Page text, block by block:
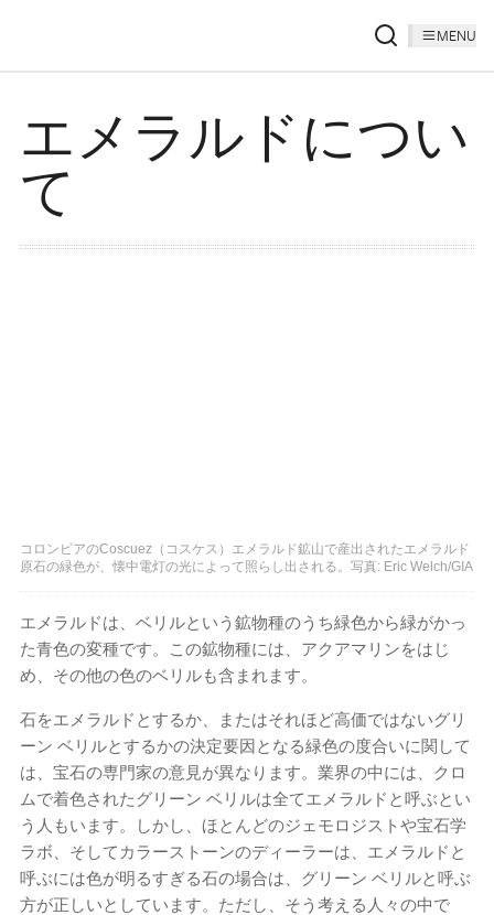
MENU
エメラルドについ
て
コロンビアのCoscuez（コスケス）エメラルド鉱山で産出されたエメラルド
原石の緑色が、懐中電灯の光によって照らし出される。写真: Eric Welch/GIA
エメラルドは、ベリルという鉱物種のうち緑色から緑がかっ
た青色の変種です。この鉱物種には、アクアマリンをはじ
め、その他の色のベリルも含まれます。
石をエメラルドとするか、またはそれほど高価ではないグリ
ーン ベリルとするかの決定要因となる緑色の度合いに関して
は、宝石の専門家の意見が異なります。業界の中には、クロ
ムで着色されたグリーン ベリルは全てエメラルドと呼ぶとい
う人もいます。しかし、ほとんどのジェモロジストや宝石学
ラボ、そしてカラーストーンのディーラーは、エメラルドと
呼ぶには色が明るすぎる石の場合は、グリーン ベリルと呼ぶ
方が正しいとしています。ただし、そう考える人々の中で